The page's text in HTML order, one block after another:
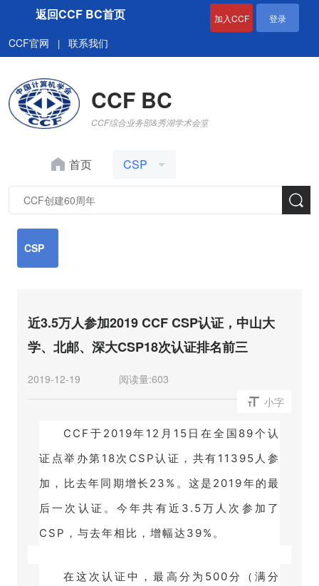
返回CCF BC首页 加入CCF 登录
CCF官网 | 联系我们
CCF BC
CCF综合业务部&秀湖学术会堂
首页 CSP
CSP
近3.5万人参加2019 CCF CSP认证，中山大
学、北邮、深大CSP18次认证排名前三
2019-12-19 阅读量:603
小字
CCF于2019年12月15日在全国89个认
证点举办第18次CSP认证，共有11395人参
加，比去年同期增长23%。 这是2019年的最
后一次认证。今年共有近3.5万人次参加了
CSP，与去年相比，增幅达39%。
在这次认证中，最高分为500分（满分